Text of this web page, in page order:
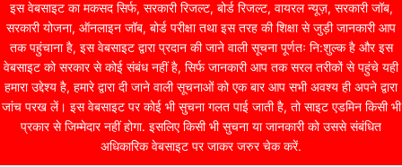
इस वेबसाइट का मकसद सिर्फ, सरकारी रिजल्ट, बोर्ड रिजल्ट, वायरल न्यूज़, सरकारी जॉब,
सरकारी योजना, ऑनलाइन जॉब, बोर्ड परीक्षा तथा इस तरह की शिक्षा से जुड़ी जानकारी आप
तक पहुंचाना है, इस वेबसाइट द्वारा प्रदान की जाने वाली सूचना पूर्णतः नि:शुल्क है और इस
वेबसाइट को सरकार से कोई संबंध नहीं है, सिर्फ जानकारी आप तक सरल तरीकों से पहुंचे यही
हमारा उद्देश्य है, हमारे द्वारा दी जाने वाली सूचनाओं को एक बार आप सभी अवश्य ही अपने द्वारा
जांच परख लें। इस वेबसाइट पर कोई भी सुचना गलत पाई जाती है, तो साइट एडमिन किसी भी
प्रकार से जिम्मेदार नहीं होगा. इसलिए किसी भी सुचना या जानकारी को उससे संबंधित
अधिकारिक वेबसाइट पर जाकर जरुर चेक करें.